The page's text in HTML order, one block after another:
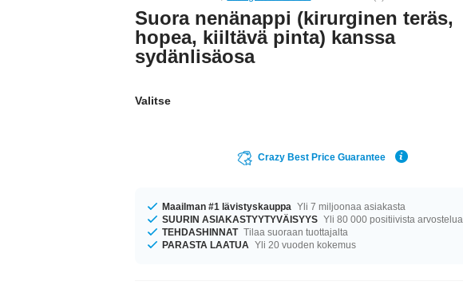
Suora nenänappi (kirurginen teräs,
hopea, kiiltävä pinta) kanssa
sydänlisäosa
Valitse
Crazy Best Price Guarantee
Maailman #1 lävistyskauppa Yli 7 miljoonaa asiakasta
SUURIN ASIAKASTYYTYVÄISYYS Yli 80 000 positiivista arvostelua
TEHDASHINNAT Tilaa suoraan tuottajalta
PARASTA LAATUA Yli 20 vuoden kokemus